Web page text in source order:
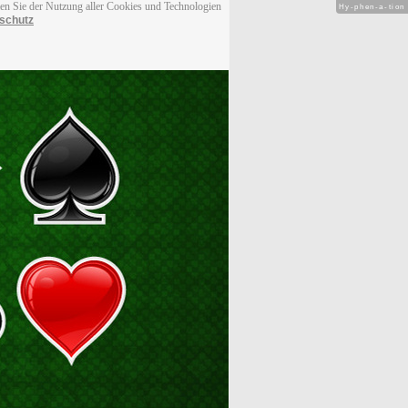
Sie der Nutzung aller Cookies und Technologien
Hy-phen-a-tion